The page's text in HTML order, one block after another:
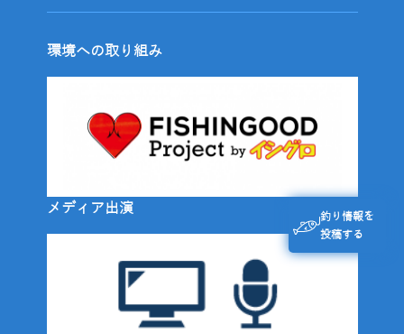
釣り情報を
投稿する
環境への取り組み
メディア出演